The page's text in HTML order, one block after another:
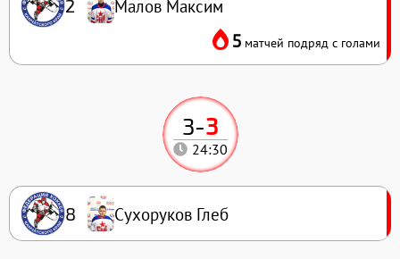
3-3
24:30
8 Сухоруков Глеб
2 Малов Максим
5 матчей подряд с голами